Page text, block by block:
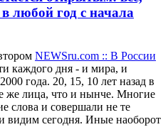
любой год с начала
NEWSru.com :: В России
каждого дня - и мира, и
года. 20, 15, 10 лет назад в
же лица, что и нынче. Многие
слова и совершали не те
сегодня. Иные наоборот